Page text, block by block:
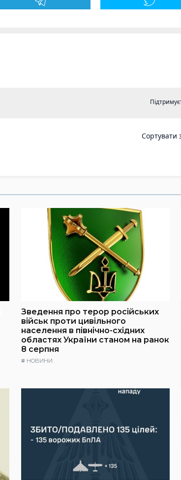
Зведення про терор російських
військ проти цивільного
населення в північно-східних
областях України станом на ранок
8 серпня
# НОВИНИ